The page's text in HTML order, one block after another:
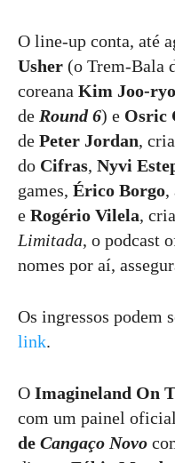
O line-up conta, até
Usher (o Trem-Bala
coreana Kim Joo-
de Round 6) e Osric
de Peter Jordan,
do Cifras, Nyvi
games, Érico Borgo,
e Rogério Vilela,
Limitada, o podcast
nomes por aí,
Os ingressos podem
link.
O Imagineland On
com um painel
de Cangaço Novo